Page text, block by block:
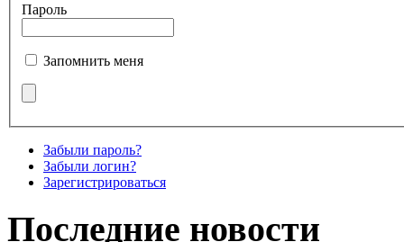
Пароль
Запомнить меня
Забыли пароль?
Забыли логин?
Зарегистрироваться
Последние новости